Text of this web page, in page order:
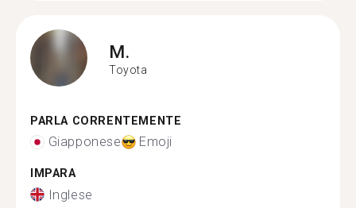
M.
Toyota
PARLA CORRENTEMENTE
Giapponese Emoji
IMPARA
Inglese